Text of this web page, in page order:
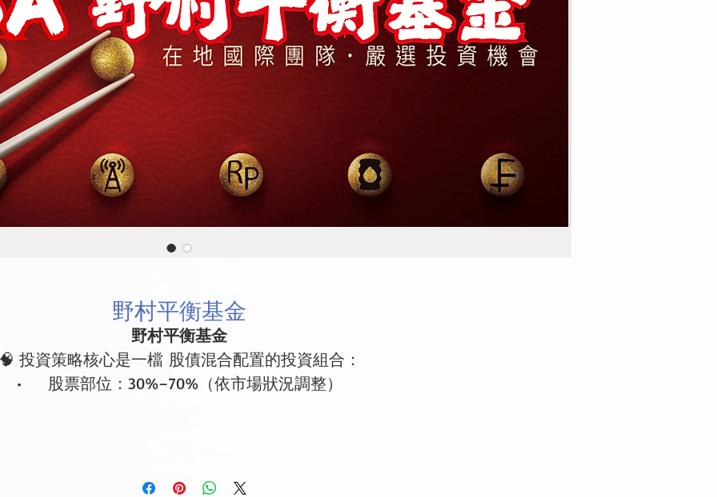
野村平衡基金
野村平衡基金
投資策略核心是一檔 股債混合配置的投資組合：
•     股票部位：30%–70%（依市場狀況調整）
•     主動選股 +基本面分析：